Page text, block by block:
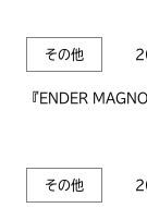
その他
『ENDER
その他